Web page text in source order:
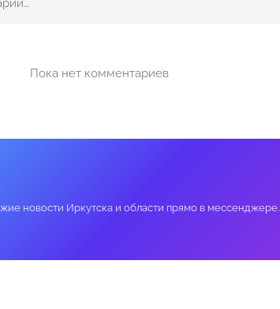
Пока нет комментариев
новости Иркутска и области прямо в мессенджере.